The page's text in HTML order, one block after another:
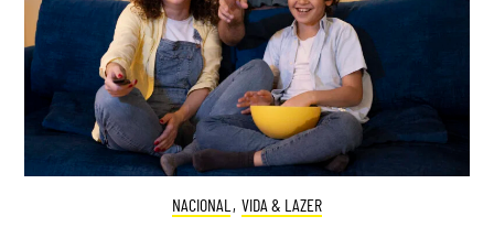
NACIONAL , VIDA & LAZER